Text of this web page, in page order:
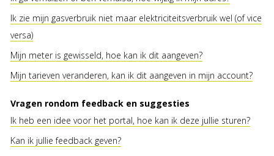
Ik zie mijn gasverbruik niet maar elektriciteitsverbruik wel (of vice
versa)
Mijn meter is gewisseld, hoe kan ik dit aangeven?
Mijn tarieven veranderen, kan ik dit aangeven in mijn account?
Vragen rondom feedback en suggesties
Ik heb een idee voor het portal, hoe kan ik deze jullie sturen?
Kan ik jullie feedback geven?